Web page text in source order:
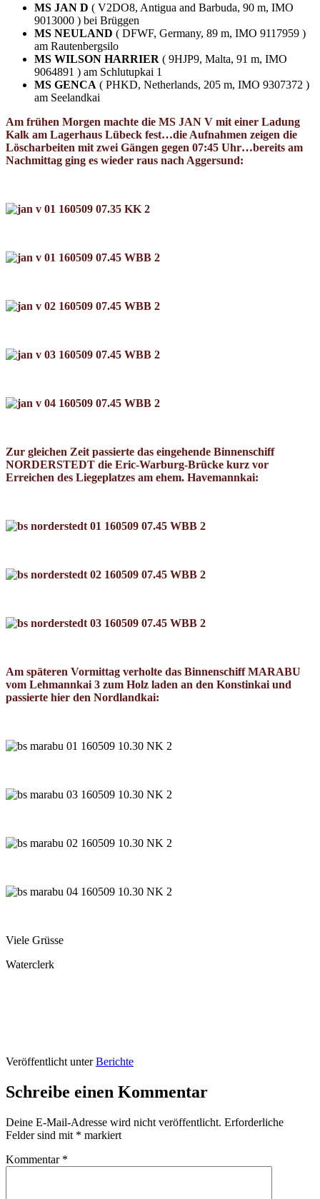
MS JAN D ( V2DO8, Antigua and Barbuda, 90 m, IMO
9013000 ) bei Brüggen
MS NEULAND ( DFWF, Germany, 89 m, IMO 9117959 )
am Rautenbergsilo
MS WILSON HARRIER ( 9HJP9, Malta, 91 m, IMO
9064891 ) am Schlutupkai 1
MS GENCA ( PHKD, Netherlands, 205 m, IMO 9307372 )
am Seelandkai
Am frühen Morgen machte die MS JAN V mit einer Ladung
Kalk am Lagerhaus Lübeck fest…die Aufnahmen zeigen die
Löscharbeiten mit zwei Gängen gegen 07:45 Uhr…bereits am
Nachmittag ging es wieder raus nach Aggersund:
Zur gleichen Zeit passierte das eingehende Binnenschiff
NORDERSTEDT die Eric-Warburg-Brücke kurz vor
Erreichen des Liegeplatzes am ehem. Havemannkai:
Am späteren Vormittag verholte das Binnenschiff MARABU
vom Lehmannkai 3 zum Holz laden an den Konstinkai und
passierte hier den Nordlandkai:
Viele Grüsse
Waterclerk
Veröffentlicht unter Berichte
Schreibe einen Kommentar
Deine E-Mail-Adresse wird nicht veröffentlicht. Erforderliche
Felder sind mit * markiert
Kommentar *